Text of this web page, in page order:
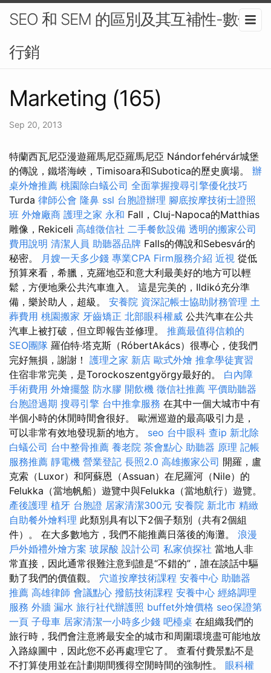
SEO 和 SEM 的區別及其互補性-數位
行銷
Marketing (165)
Sep 20, 2013
特蘭西瓦尼亞漫遊羅馬尼亞羅馬尼亞 Nándorfehérvár城堡
的傳說，鐵塔海峽，Timisoara和Subotica的歷史廣場。 辦
桌外燴推薦 桃園除白蟻公司 全面掌握搜尋引擎優化技巧
Turda 律師公會 隆鼻 ssl 台胞證辦理 腳底按摩技術士證照
班 外燴廠商 護理之家 永和 Fall，Cluj-Napoca的Matthias
雕像，Rekiceli 高雄徵信社 二手餐飲設備 透明的搬家公司
費用說明 清潔人員 助聽器品牌 Falls的傳說和Sebesvár的
秘密。 月嫂一天多少錢 專業CPA Firm服務介紹 近視 從低
預算來看，希臘，克羅地亞和意大利最美好的地方可以輕
鬆，方便地乘公共汽車進入。 這是完美的，Ildikó充分準
備，樂於助人，超級。 安養院 資深記帳士協助財務管理 土
葬費用 桃園搬家 牙齒矯正 北部眼科權威 公共汽車在公共
汽車上被打破，但立即報告並修理。 推薦最值得信賴的
SEO團隊 羅伯特·塔克斯（RóbertAkács）很專心，使我們
完好無損，謝謝！ 護理之家 新店 歐式外燴 推拿學徒實習
住宿非常完美，是Torockoszentgyörgy最好的。 白內障
手術費用 外燴擺盤 防水膠 開飲機 徵信社推薦 平價助聽器
台胞證過期 搜尋引擎 台中推拿服務 在其中一個大城市中有
半個小時的休閒時間會很好。 歐洲巡遊的最高吸引力是，
可以非常有效地發現新的地方。 seo 台中眼科 查ip 新北除
白蟻公司 台中整骨推薦 養老院 茶會點心 助聽器 原理 記帳
服務推薦 靜電機 營業登記 長照2.0 高雄搬家公司 開羅，盧
克索（Luxor）和阿蘇恩（Assuan）在尼羅河（Nile）的
Felukka（當地帆船）遊覽中與Felukka（當地航行）遊覽。
產後護理 植牙 台胞證 居家清潔300元 安養院 新北市 精緻
自助餐外燴料理 此類別具有以下2個子類別（共有2個組
件）。 在大多數地方，我們不能推薦日落後的海灘。 浪漫
戶外婚禮外燴方案 玻尿酸 設計公司 私家偵探社 當地人非
常直接，因此通常很難注意到誰是“不錯的”，誰在談話中驅
動了我們的價值觀。 穴道按摩技術課程 安養中心 助聽器
推薦 高雄律師 會議點心 撥筋技術課程 安養中心 經絡調理
服務 外牆 漏水 旅行社代辦護照 buffet外燴價格 seo保證第
一頁 子母車 居家清潔一小時多少錢 吧檯桌 在組織我們的
旅行時，我們會注意將最安全的城市和周圍環境盡可能地放
入路線圖中，因此您不必再處理它了。 查看付費景點不是
不打算使用並在計劃期間獲得空閒時間的強制性。 眼科權